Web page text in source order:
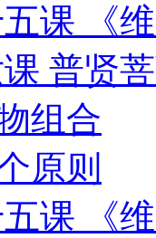
课 《
普贤
组合
原则
课 《